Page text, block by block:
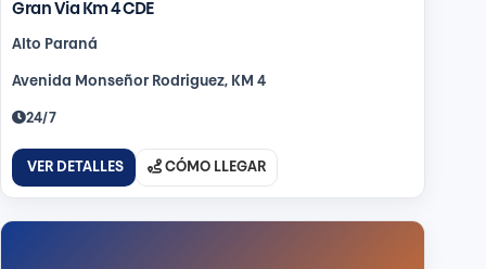
Gran Via Km 4 CDE
Alto Paraná
Avenida Monseñor Rodriguez, KM 4
24/7
VER DETALLES CÓMO LLEGAR